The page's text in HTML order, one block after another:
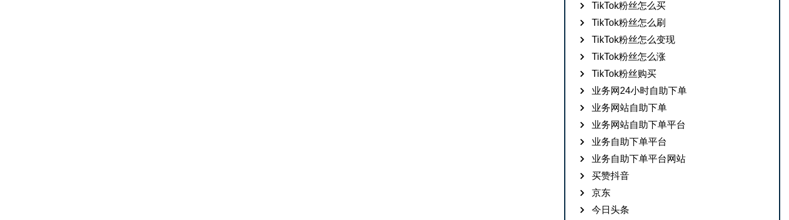
TikTok粉丝怎么买
TikTok粉丝怎么刷
TikTok粉丝怎么变现
TikTok粉丝怎么涨
TikTok粉丝购买
业务网24小时自助下单
业务网站自助下单
业务网站自助下单平台
业务自助下单平台
业务自助下单平台网站
买赞抖音
京东
今日头条